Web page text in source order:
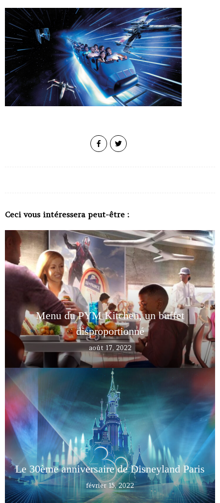
Ceci vous intéressera peut-être :
Menu du PYM Kitchen, un buffet
disproportionné
août 17, 2022
Le 30ème anniversaire de Disneyland Paris
février 15, 2022